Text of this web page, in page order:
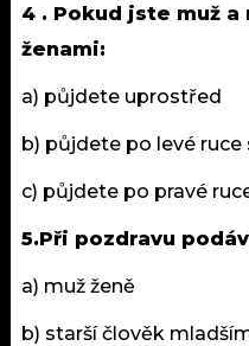
4 . Pokud jste muž
ženami:
a) půjdete uprostřed
b) půjdete po levé ruce
c) půjdete po pravé
5.Při pozdravu
a) muž ženě
b) starší člověk